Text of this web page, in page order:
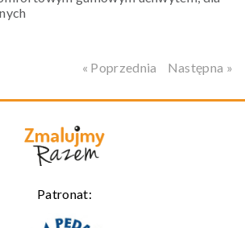
« Poprzednia
Następna »
Patronat: